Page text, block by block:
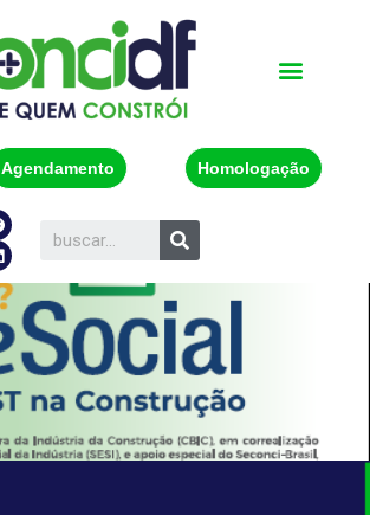
Agendamento Homologação